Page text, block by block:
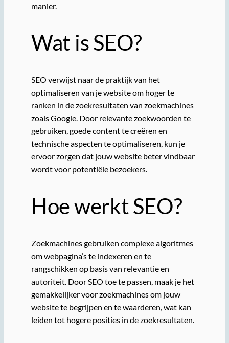
manier.
Wat is SEO?
SEO verwijst naar de praktijk van het
optimaliseren van je website om hoger te
ranken in de zoekresultaten van zoekmachines
zoals Google. Door relevante zoekwoorden te
gebruiken, goede content te creëren en
technische aspecten te optimaliseren, kun je
ervoor zorgen dat jouw website beter vindbaar
wordt voor potentiële bezoekers.
Hoe werkt SEO?
Zoekmachines gebruiken complexe algoritmes
om webpagina’s te indexeren en te
rangschikken op basis van relevantie en
autoriteit. Door SEO toe te passen, maak je het
gemakkelijker voor zoekmachines om jouw
website te begrijpen en te waarderen, wat kan
leiden tot hogere posities in de zoekresultaten.